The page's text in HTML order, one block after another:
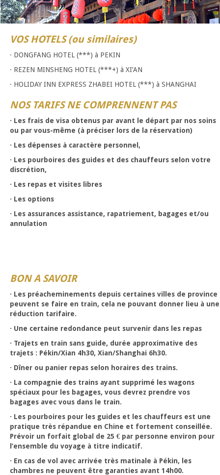
VOS HOTELS (ou similaires)
· DONGFANG HOTEL (***) à PEKIN
· REZEN MINSHENG HOTEL (***+) à XI’AN
· HOLIDAY INN EXPRESS ZHABEI HOTEL (***) à SHANGHAI
NOS TARIFS NE COMPRENNENT PAS
· Les frais de visa obtenus par avant le départ par nos soins
ou par vous-même (à préciser lors de la réservation)
· Les dépenses à caractère personnel,
· Les pourboires des guides et des chauffeurs selon votre
discrétion,
· Les repas et visites libres
· Les options
· Les assurances assistance, rapatriement, bagages et/ou
annulation
BON A SAVOIR
· Les préacheminements depuis certaines villes de province
peuvent se faire en train, cela ne pouvant donner lieu à une
réduction tarifaire.
· Une certaine redondance peut survenir dans les repas
· Trajets en train sans guide, durée approximative des
trajets : Pékin/Xian 4h30, Xian/Shanghai 6h30.
· Dîner ou panier repas selon horaires des trains.
· La compagnie des trains ayant supprimé les wagons
spéciaux pour les bagages, vous devrez prendre vos
bagages avec vous dans le train.
· Les pourboires pour les guides et les chauffeurs est une
pratique très répandue en Chine et fortement conseillée.
Prévoir un forfait global de 25 € par personne environ pour
l’ensemble du voyage à titre indicatif.
· En cas de vol avec arrivée très matinale à Pékin, les
chambres ne peuvent être garanties avant 14h00.